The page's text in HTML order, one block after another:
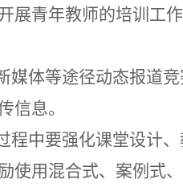
展青年教师的培训工
媒体等途径动态报道
信息。
程中要强化课堂设计
使用混合式、案例式